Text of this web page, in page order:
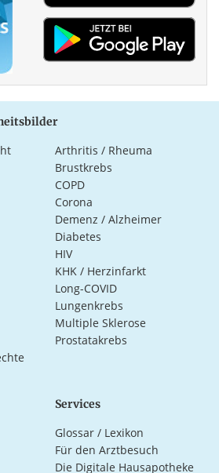
Arthritis / Rheuma
Brustkrebs
COPD
Corona
Demenz / Alzheimer
Diabetes
HIV
KHK / Herzinfarkt
Long-COVID
Lungenkrebs
Multiple Sklerose
Prostatakrebs
Services
Glossar / Lexikon
Für den Arztbesuch
Die Digitale Hausapotheke